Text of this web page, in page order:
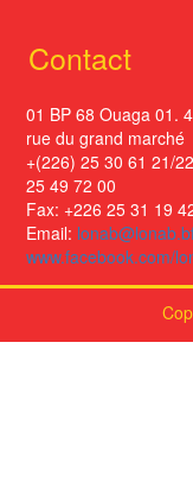
Contact
01 BP 68 Ouaga 01.
rue du grand marché
+(226) 25 30 61 21/
25 49 72 00
Fax: +226 25 31 19
Email:
www.facebook.com/